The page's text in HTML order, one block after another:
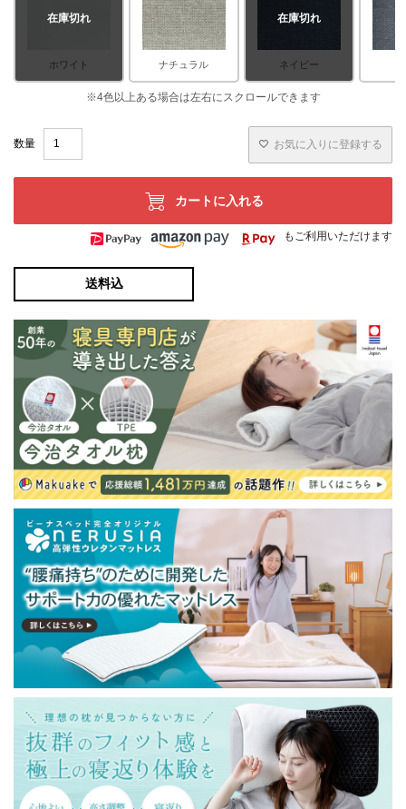
ホワイト
在庫切れ
ナチュラル ネイビー
在庫切れ
お気に入りに登録する
カートに入れる
もご利用いただけます
送料込